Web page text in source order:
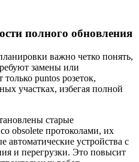
полного обновления
важно четко понять,
замены или
puntos розеток,
участках, избегая полной
старые
obsolete протоколами, их
автоматические устройства с
и перегрузки. Это повысит